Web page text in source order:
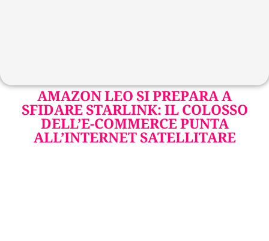
AMAZON LEO SI PREPARA A
SFIDARE STARLINK: IL COLOSSO
DELL’E-COMMERCE PUNTA
ALL’INTERNET SATELLITARE